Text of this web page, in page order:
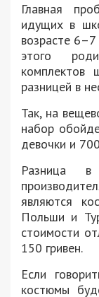
Главная
идущих в
возрасте
этого
комплектов
разницей в
Так, на
набор
девочки и
Разница
являются
Польши и
стоимости
150 гривен.
Если
костюмы